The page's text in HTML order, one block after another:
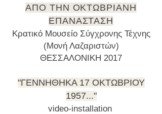
ΑΠΟ ΤΗΝ ΟΚΤΩΒΡΙΑΝΗ
ΕΠΑΝΑΣΤΑΣΗ
Κρατικό Μουσείο Σύγχρονης Τέχνης
(Μονή Λαζαριστών)
ΘΕΣΣΑΛΟΝΙΚΗ 2017
"ΓΕΝΝΗΘΗΚΑ 17 ΟΚΤΩΒΡΙΟΥ
1957..."
video-installation